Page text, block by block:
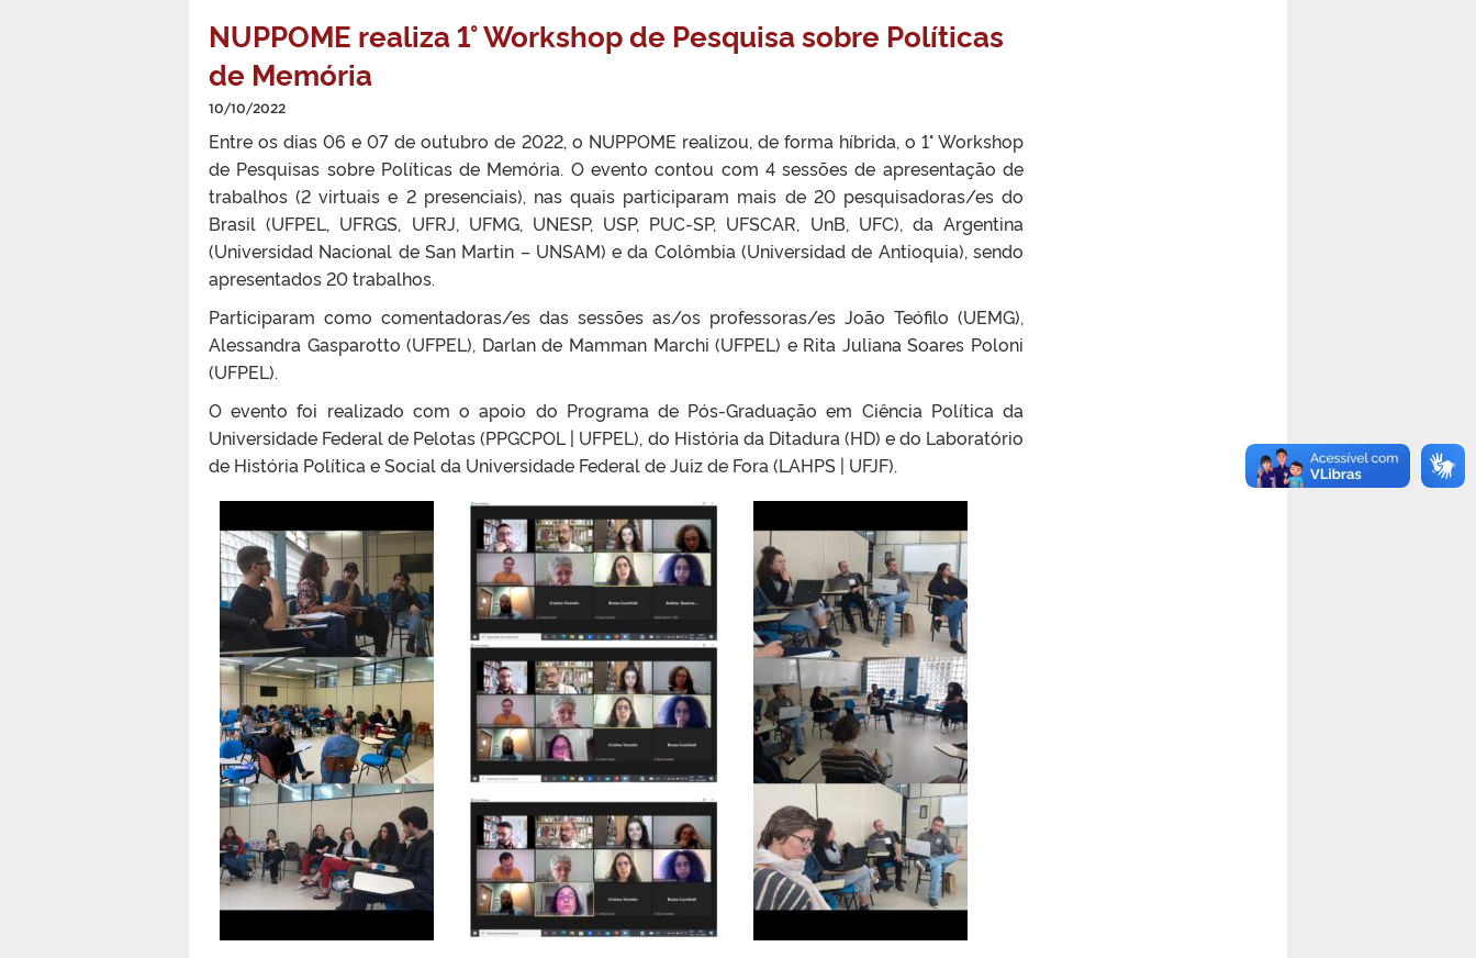
NUPPOME realiza 1° Workshop de Pesquisa sobre Políticas
de Memória
10/10/2022
Entre os dias 06 e 07 de outubro de 2022, o NUPPOME realizou, de forma híbrida, o 1° Workshop
de Pesquisas sobre Políticas de Memória. O evento contou com 4 sessões de apresentação de
trabalhos (2 virtuais e 2 presenciais), nas quais participaram mais de 20 pesquisadoras/es do
Brasil (UFPEL, UFRGS, UFRJ, UFMG, UNESP, USP, PUC-SP, UFSCAR, UnB, UFC), da Argentina
(Universidad Nacional de San Martin – UNSAM) e da Colômbia (Universidad de Antioquia), sendo
apresentados 20 trabalhos.
Participaram como comentadoras/es das sessões as/os professoras/es João Teófilo (UEMG),
Alessandra Gasparotto (UFPEL), Darlan de Mamman Marchi (UFPEL) e Rita Juliana Soares Poloni
(UFPEL).
O evento foi realizado com o apoio do Programa de Pós-Graduação em Ciência Política da
Universidade Federal de Pelotas (PPGCPOL | UFPEL), do História da Ditadura (HD) e do Laboratório
de História Política e Social da Universidade Federal de Juiz de Fora (LAHPS | UFJF).